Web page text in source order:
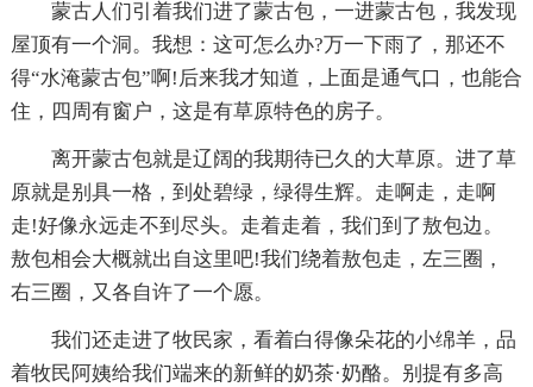
蒙古人们引着我们进了蒙古包，一进蒙古包，我发现
屋顶有一个洞。我想：这可怎么办?万一下雨了，那还不
得“水淹蒙古包”啊!后来我才知道，上面是通气口，也能合
住，四周有窗户，这是有草原特色的房子。
离开蒙古包就是辽阔的我期待已久的大草原。进了草
原就是别具一格，到处碧绿，绿得生辉。走啊走，走啊
走!好像永远走不到尽头。走着走着，我们到了敖包边。
敖包相会大概就出自这里吧!我们绕着敖包走，左三圈，
右三圈，又各自许了一个愿。
我们还走进了牧民家，看着白得像朵花的小绵羊，品
着牧民阿姨给我们端来的新鲜的奶茶·奶酪。别提有多高